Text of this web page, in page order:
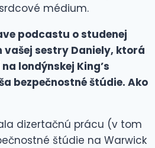
médium.
podcastu o studenej
vašej sestry Daniely, ktorá
londýnskej King’s
bezpečnostné štúdie. Ako
dizertačnú prácu (v tom
štúdie na Warwick